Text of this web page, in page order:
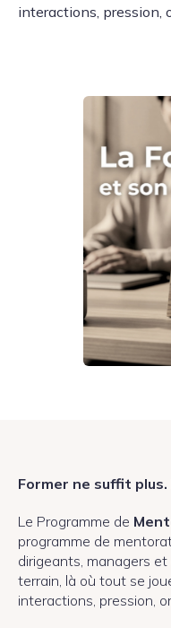
interactions, pression,
Former ne suffit
Le Programme de
programme de
dirigeants, managers
terrain, là où tout se
interactions, pression,